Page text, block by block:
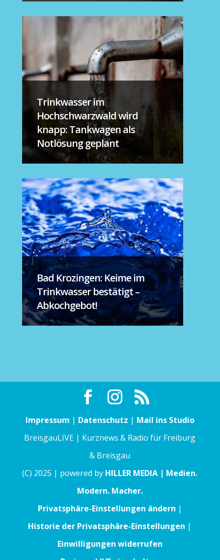
Trinkwasser im
Hochschwarzwald wird
knapp: Tankwagen als
Notlösung geplant
Bad Krozingen: Keime im
Trinkwasser bestätigt –
Abkochgebot!
Impressum | Datenschutz | Mail ins Studio
BreisgauLIVE | Kurznews & Radio für Freiburg
& Breisgau
(C) 2025 | powered by HILLER MEDIA | Medien.
Modern. Macher.
Privatsphäre-Einstellungen ändern |
Historie der Privatsphäre-Einstellungen |
Einwilligungen widerrufen